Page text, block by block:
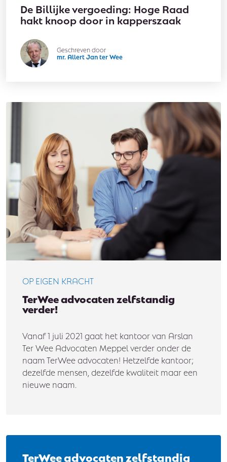
De Billijke vergoeding: Hoge Raad
hakt knoop door in kapperszaak
Geschreven door
mr. Allert Jan ter Wee
OP EIGEN KRACHT
TerWee advocaten zelfstandig
verder!
Vanaf 1 juli 2021 gaat het kantoor van Arslan
Ter Wee Advocaten Meppel verder onder de
naam TerWee advocaten! Hetzelfde kantoor;
dezelfde mensen, dezelfde kwaliteit maar een
nieuwe naam.
TerWee advocaten zelfstandig